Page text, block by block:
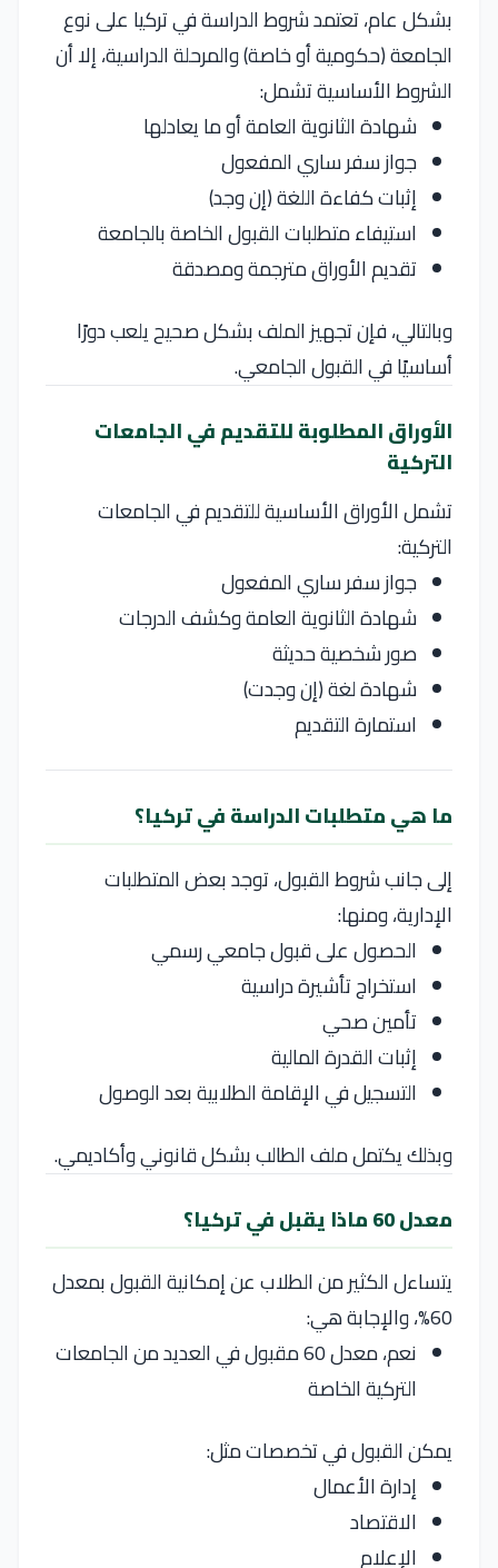
بشكل عام، تعتمد شروط الدراسة في تركيا على نوع
الجامعة (حكومية أو خاصة) والمرحلة الدراسية، إلا أن
الشروط الأساسية تشمل:
شهادة الثانوية العامة أو ما يعادلها
جواز سفر ساري المفعول
إثبات كفاءة اللغة (إن وجد)
استيفاء متطلبات القبول الخاصة بالجامعة
تقديم الأوراق مترجمة ومصدقة
وبالتالي، فإن تجهيز الملف بشكل صحيح يلعب دورًا
أساسيًا في القبول الجامعي.
الأوراق المطلوبة للتقديم في الجامعات
التركية
تشمل الأوراق الأساسية للتقديم في الجامعات
التركية:
جواز سفر ساري المفعول
شهادة الثانوية العامة وكشف الدرجات
صور شخصية حديثة
شهادة لغة (إن وجدت)
استمارة التقديم
ما هي متطلبات الدراسة في تركيا؟
إلى جانب شروط القبول، توجد بعض المتطلبات
الإدارية، ومنها:
الحصول على قبول جامعي رسمي
استخراج تأشيرة دراسية
تأمين صحي
إثبات القدرة المالية
التسجيل في الإقامة الطلابية بعد الوصول
وبذلك يكتمل ملف الطالب بشكل قانوني وأكاديمي.
معدل 60 ماذا يقبل في تركيا؟
يتساءل الكثير من الطلاب عن إمكانية القبول بمعدل
60%، والإجابة هي:
نعم، معدل 60 مقبول في العديد من الجامعات
التركية الخاصة
يمكن القبول في تخصصات مثل:
إدارة الأعمال
الاقتصاد
الإعلام